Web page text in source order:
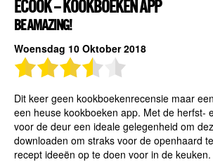
ECOOK – KOOKBOEKEN APP
BE AMAZING!
Woensdag 10 Oktober 2018
Dit keer geen kookboekenrecensie maar
een heuse kookboeken app. Met de herfst-
voor de deur een ideale gelegenheid om
downloaden om straks voor de openhaard
recept ideeën op te doen voor in de keuken.